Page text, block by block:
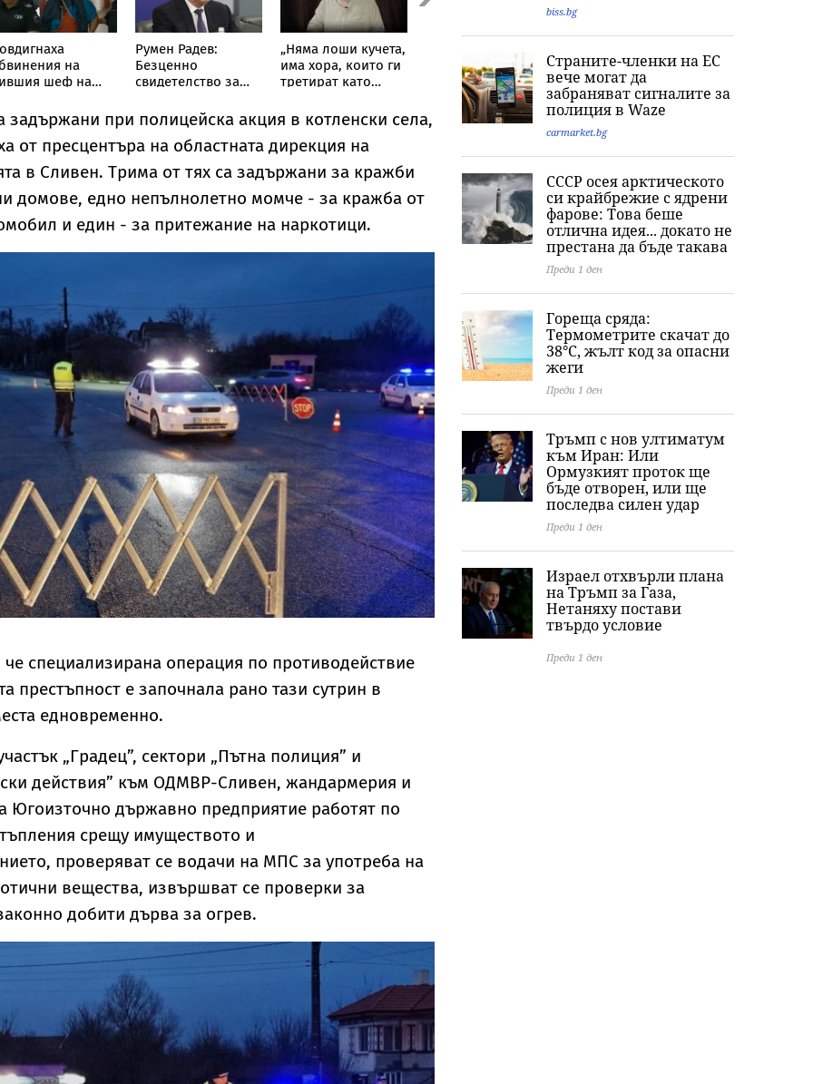
на
шеф на
Румен Радев:
Безценно
свидетелство за
македонските
българи
„Няма лоши кучета,
има хора, които ги
третират като
Треньорът и
зоопсихолог
Александър
специално за
Vesti.bg
гаврили с
жертвата, момиче
примамило убития
в Пловдив
оранжев код за 8
области, жега до 37
градуса, но и
валежи в петък
души за
София,
задържани при полицейска акция в котленски села,
от пресцентъра на областната дирекция на
в Сливен. Трима от тях са задържани за кражби
домове, едно непълнолетно момче - за кражба от
и един - за притежание на наркотици.
специализирана операция по противодействие
престъпност е започнала рано тази сутрин в
едновременно.
„Градец”, сектори „Пътна полиция” и
действия” към ОДМВР-Сливен, жандармерия и
Югоизточно държавно предприятие работят по
срещу имуществото и
проверяват се водачи на МПС за употреба на
вещества, извършват се проверки за
добити дърва за огрев.
biss.bg
Страните-членки на ЕС
вече могат да
забраняват сигналите за
полиция в Waze
carmarket.bg
СССР осея арктическото
си крайбрежие с ядрени
фарове: Това беше
отлична идея... докато не
престана да бъде такава
Преди 1 ден
Гореща сряда:
Термометрите скачат до
38°C, жълт код за опасни
жеги
Преди 1 ден
Тръмп с нов ултиматум
към Иран: Или
Ормузкият проток ще
бъде отворен, или ще
последва силен удар
Преди 1 ден
Израел отхвърли плана
на Тръмп за Газа,
Нетаняху постави
твърдо условие
Преди 1 ден